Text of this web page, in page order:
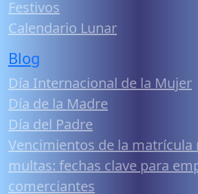
Festivos
Calendario Lunar
Blog
Día Internacional de la Mujer
Día de la Madre
Día del Padre
Vencimientos de la matrícula
multas: fechas clave para
comerciantes